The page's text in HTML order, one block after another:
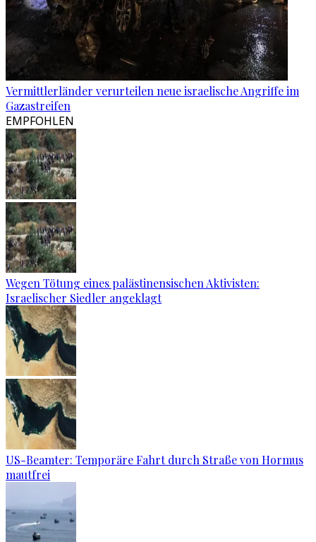
Vermittlerländer verurteilen neue israelische Angriffe im
Gazastreifen
EMPFOHLEN
Wegen Tötung eines palästinensischen Aktivisten:
Israelischer Siedler angeklagt
US-Beamter: Temporäre Fahrt durch Straße von Hormus
mautfrei